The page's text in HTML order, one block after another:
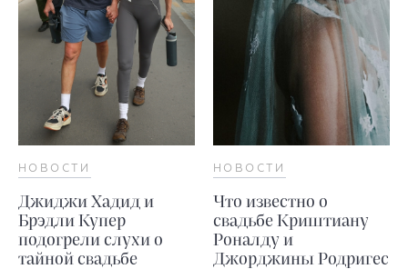
НОВОСТИ
Джиджи Хадид и
Брэдли Купер
подогрели слухи о
тайной свадьбе
НОВОСТИ
Что известно о
свадьбе Криштиану
Роналду и
Джорджины Родригес